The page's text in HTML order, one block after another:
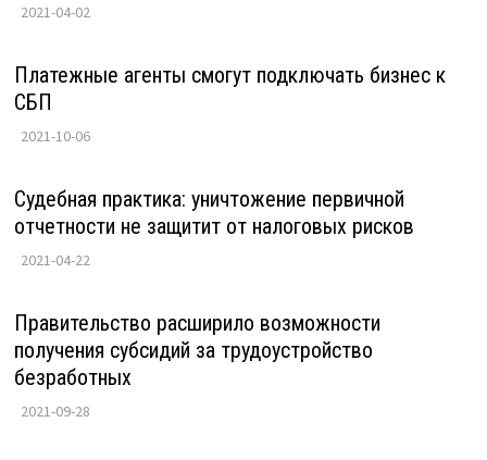
2021-04-02
Платежные агенты смогут подключать бизнес к
СБП
2021-10-06
Судебная практика: уничтожение первичной
отчетности не защитит от налоговых рисков
2021-04-22
Правительство расширило возможности
получения субсидий за трудоустройство
безработных
2021-09-28